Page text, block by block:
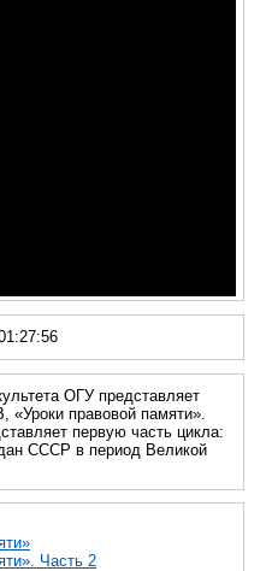
ОГУ представляет
правовой памяти».
первую часть цикла:
СССР в период Великой
Часть 2